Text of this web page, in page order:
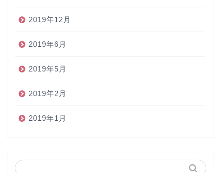
2019年12月
2019年6月
2019年5月
2019年2月
2019年1月